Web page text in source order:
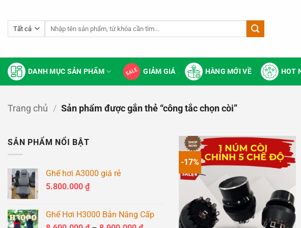
qua
DANH MỤC SẢN PHẨM GIẢM GIÁ HÀNG MỚI VỀ HOT
Trang chủ / Sản phẩm được gắn thẻ “công tắc chọn còi”
SẢN PHẨM NỔI BẬT
Ghế hơi A3000 giá rẻ
5.800.000 ₫
Ghế Hơi H3000 Bản Nâng Cấp
-17%
Add to
wishlist